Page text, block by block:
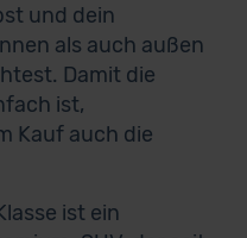
und dein
als auch außen
Damit die
ist,
Kauf auch die
ist ein